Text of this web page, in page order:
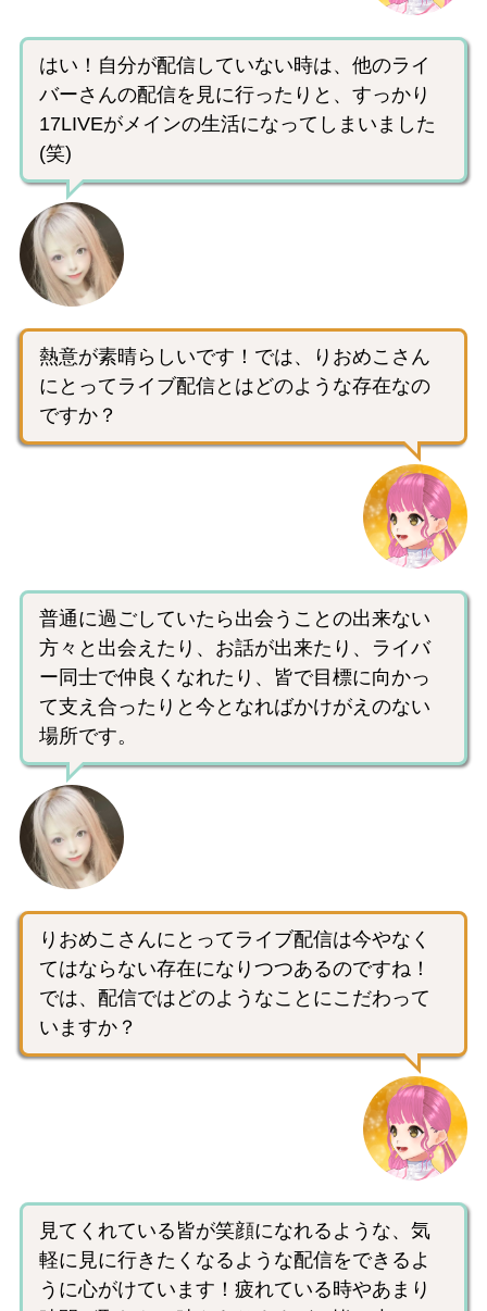
はい！自分が配信していない時は、他のライ
バーさんの配信を見に行ったりと、すっかり
17LIVEがメインの生活になってしまいました
(笑)
熱意が素晴らしいです！では、りおめこさん
にとってライブ配信とはどのような存在なの
ですか？
普通に過ごしていたら出会うことの出来ない
方々と出会えたり、お話が出来たり、ライバ
ー同士で仲良くなれたり、皆で目標に向かっ
て支え合ったりと今となればかけがえのない
場所です。
りおめこさんにとってライブ配信は今やなく
てはならない存在になりつつあるのですね！
では、配信ではどのようなことにこだわって
いますか？
見てくれている皆が笑顔になれるような、気
軽に見に行きたくなるような配信をできるよ
うに心がけています！疲れている時やあまり